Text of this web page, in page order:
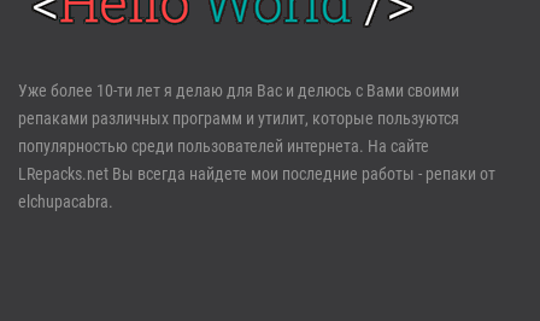
Войти
Регистрация
Забыли пароль?
Уже более 10-ти лет я делаю для Вас и делюсь с Вами своими
репаками различных программ и утилит, которые пользуются
популярностью среди пользователей интернета. На сайте
LRepacks.net Вы всегда найдете мои последние работы - репаки от
elchupacabra.